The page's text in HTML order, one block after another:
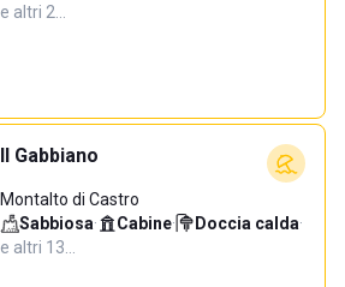
e altri 2…
Il Gabbiano
Montalto di Castro
Sabbiosa· Cabine· Doccia calda·
e altri 13…